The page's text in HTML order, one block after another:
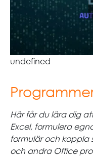
undefined
Här får du lära dig
Excel, formulera
formulär och koppla
och andra Office